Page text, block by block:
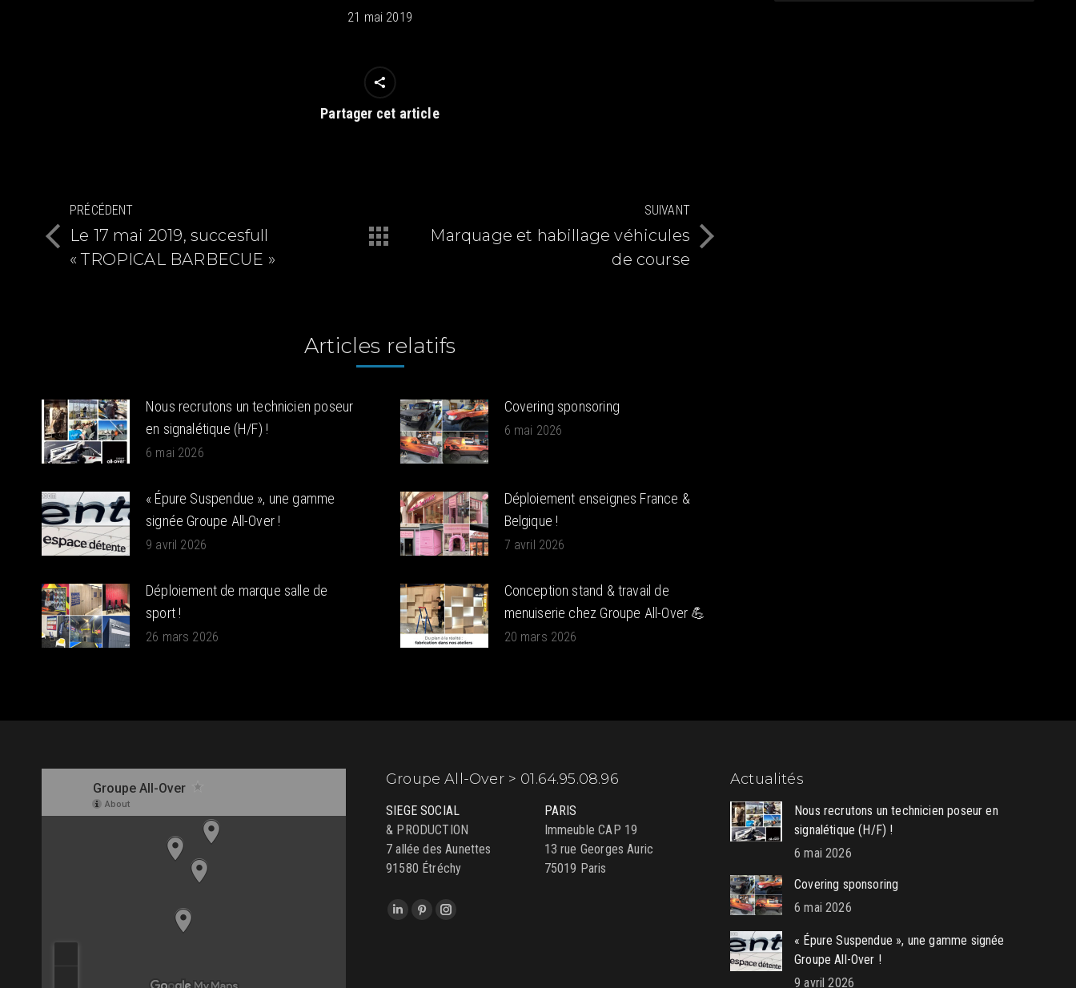
21 mai 2019
Partager cet article
Navigation
article
PRÉCÉDENT
Article
précédent
Le 17 mai 2019, succesfull
« TROPICAL BARBECUE »
SUIVANT
Article
Marquage et habillage véhicules
de course
Articles relatifs
Nous recrutons un technicien poseur
en signalétique (H/F) !
6 mai 2026
Covering sponsoring
6 mai 2026
« Épure Suspendue », une gamme
signée Groupe All-Over !
9 avril 2026
Déploiement enseignes France &
Belgique !
7 avril 2026
Déploiement de marque salle de
sport !
26 mars 2026
Conception stand & travail de
menuiserie chez Groupe All-Over 💪
20 mars 2026
Groupe All-Over > 01.64.95.08.96
SIEGE SOCIAL
& PRODUCTION
7 allée des Aunettes
91580 Étréchy
PARIS
Immeuble CAP 19
13 rue Georges Auric
75019 Paris
Trouvez nous sur :
LinkedInPinterestInstagram
Actualités
Nous recrutons un technicien poseur en
signalétique (H/F) !
6 mai 2026
Covering sponsoring
6 mai 2026
« Épure Suspendue », une gamme signée
Groupe All-Over !
9 avril 2026